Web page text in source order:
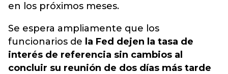
en los próximos meses.
Se espera ampliamente que los
funcionarios de la Fed dejen la tasa de
interés de referencia sin cambios al
concluir su reunión de dos días más tarde